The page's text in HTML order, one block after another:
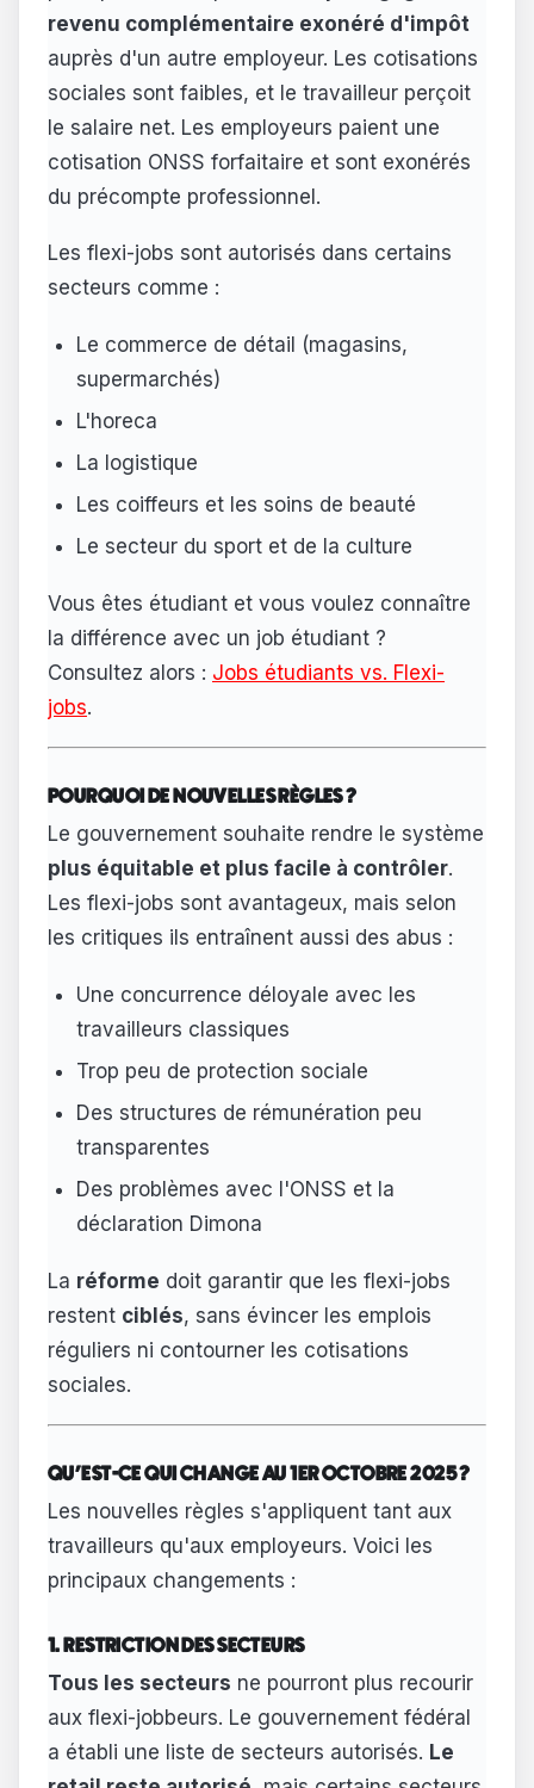
revenu complémentaire exonéré d'impôt
auprès d'un autre employeur. Les cotisations
sociales sont faibles, et le travailleur perçoit
le salaire net. Les employeurs paient une
cotisation ONSS forfaitaire et sont exonérés
du précompte professionnel.
Les flexi-jobs sont autorisés dans certains
secteurs comme :
Le commerce de détail (magasins,
supermarchés)
L'horeca
La logistique
Les coiffeurs et les soins de beauté
Le secteur du sport et de la culture
Vous êtes étudiant et vous voulez connaître
la différence avec un job étudiant ?
Consultez alors : Jobs étudiants vs. Flexi-
jobs.
POURQUOI DE NOUVELLES RÈGLES ?
Le gouvernement souhaite rendre le système
plus équitable et plus facile à contrôler.
Les flexi-jobs sont avantageux, mais selon
les critiques ils entraînent aussi des abus :
Une concurrence déloyale avec les
travailleurs classiques
Trop peu de protection sociale
Des structures de rémunération peu
transparentes
Des problèmes avec l'ONSS et la
déclaration Dimona
La réforme doit garantir que les flexi-jobs
restent ciblés, sans évincer les emplois
réguliers ni contourner les cotisations
sociales.
QU'EST-CE QUI CHANGE AU 1ER OCTOBRE 2025 ?
Les nouvelles règles s'appliquent tant aux
travailleurs qu'aux employeurs. Voici les
principaux changements :
1. RESTRICTION DES SECTEURS
Tous les secteurs ne pourront plus recourir
aux flexi-jobbeurs. Le gouvernement fédéral
a établi une liste de secteurs autorisés. Le